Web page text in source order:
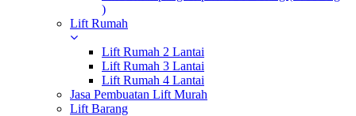
)
Lift Rumah
Lift Rumah 2 Lantai
Lift Rumah 3 Lantai
Lift Rumah 4 Lantai
Jasa Pembuatan Lift Murah
Lift Barang